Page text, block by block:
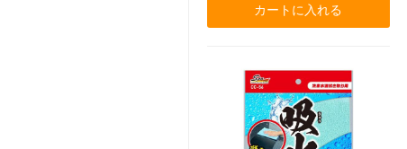
カートに入れる